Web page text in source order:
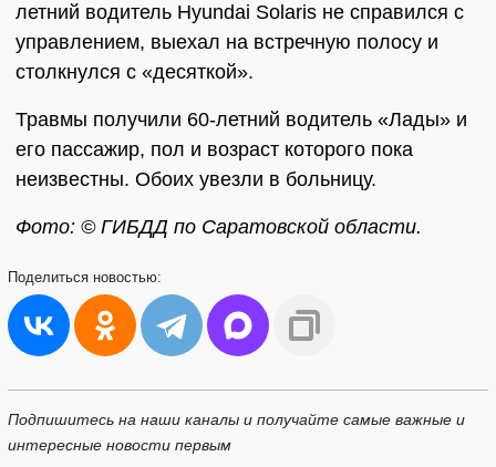
летний водитель Hyundai Solaris не справился с
управлением, выехал на встречную полосу и
столкнулся с «десяткой».
Травмы получили 60-летний водитель «Лады» и
его пассажир, пол и возраст которого пока
неизвестны. Обоих увезли в больницу.
Фото: © ГИБДД по Саратовской области.
Поделиться новостью:
Подпишитесь на наши каналы и получайте самые важные и
интересные новости первым